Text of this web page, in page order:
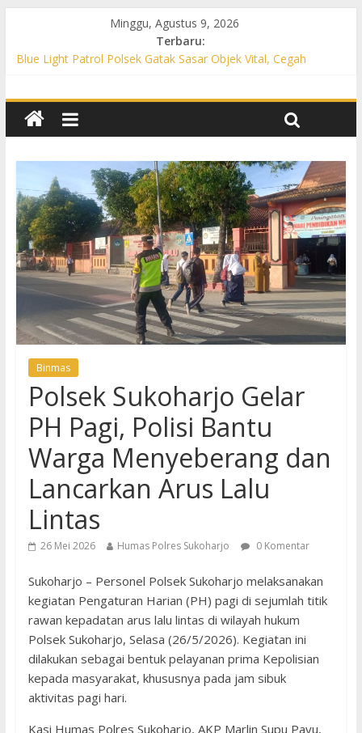
Minggu, Agustus 9, 2026
Terbaru:
Blue Light Patrol Polsek Gatak Sasar Objek Vital, Cegah
Permukiman, Antisipasi 3C dan Gangguan Kamtibmas
Patroli KRYD Polsek Baki Sisir Titik Rawan, Cegah 3C hingga
Patroli Blue Light Polsek Nguter Sasar Perbankan hingga
Permukiman, Antisipasi 3C dan Gangguan Kamtibmas
Blue Light Patrol Polsek Tawangsari Sisir Belasan Desa, Cegah
Kejahatan 3C dan Gangguan Kamtibmas
Binmas
Polsek Sukoharjo Gelar
PH Pagi, Polisi Bantu
Warga Menyeberang dan
Lancarkan Arus Lalu
Lintas
26 Mei 2026 Humas Polres Sukoharjo 0 Komentar
Sukoharjo – Personel Polsek Sukoharjo melaksanakan
kegiatan Pengaturan Harian (PH) pagi di sejumlah titik
rawan kepadatan arus lalu lintas di wilayah hukum
Polsek Sukoharjo, Selasa (26/5/2026). Kegiatan ini
dilakukan sebagai bentuk pelayanan prima Kepolisian
kepada masyarakat, khususnya pada jam sibuk
aktivitas pagi hari.
Kasi Humas Polres Sukoharjo, AKP Marlin Supu Payu,